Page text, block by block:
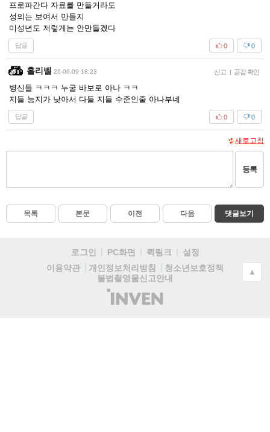
프로파간다 자료를 만들거라도
성의는 보여서 만들지
미성년도 저렇게는 안만들겠다
답글 0
0
홀리벨 26-06-09 18:23 신고 | 공감 확인
병신들 ㅋㅋㅋ 누굴 바보로 아나 ㅋㅋ
지들 능지가 낮아서 다들 지들 수준인줄 아나부네
답글 0
0
새로고침
등록
목록 본문 이전 다음 댓글보기
로그인 PC화면 퀵링크
설정
이용약관
개인정보처리방침
청소년보호정책
불법촬영물신고안내
(주)
인
▲